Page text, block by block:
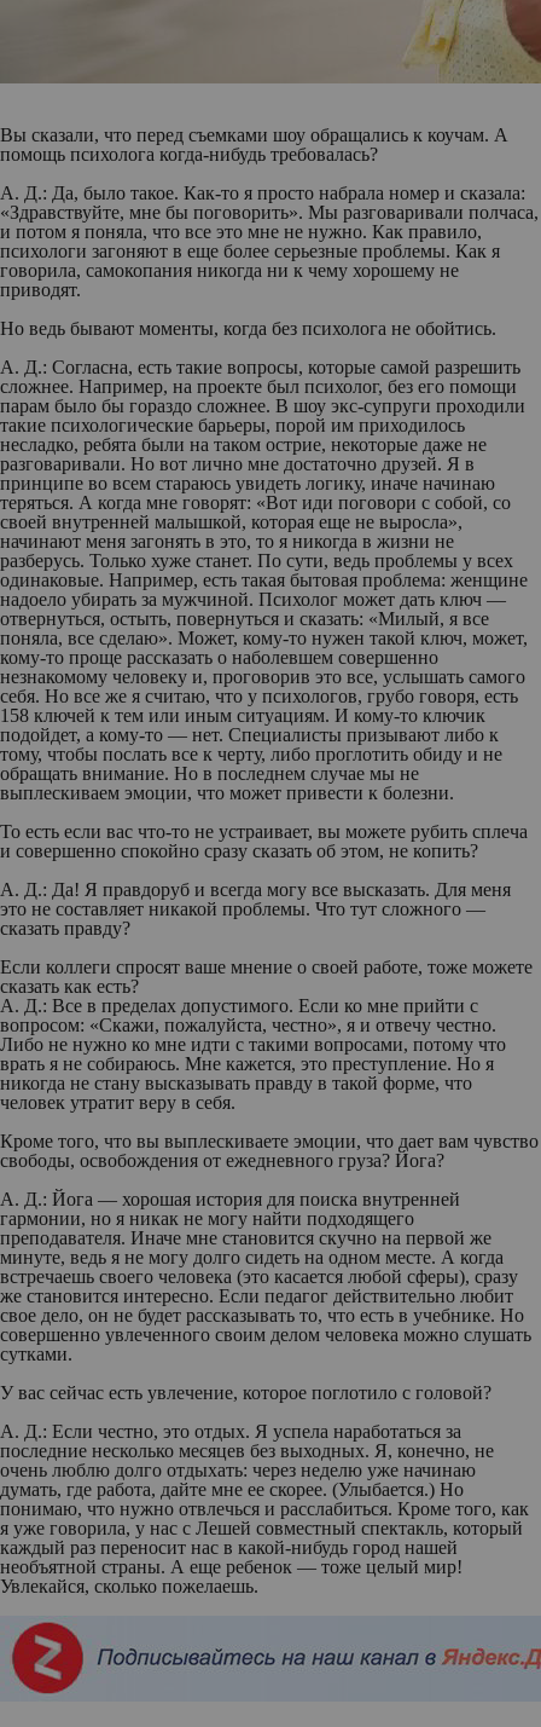
Вы сказали, что перед съемками шоу обращались к коучам. А
помощь психолога когда-нибудь требовалась?
А. Д.: Да, было такое. Как-то я просто набрала номер и сказала:
«Здравствуйте, мне бы поговорить». Мы разговаривали полчаса,
и потом я поняла, что все это мне не нужно. Как правило,
психологи загоняют в еще более серьезные проблемы. Как я
говорила, самокопания никогда ни к чему хорошему не
приводят.
Но ведь бывают моменты, когда без психолога не обойтись.
А. Д.: Согласна, есть такие вопросы, которые самой разрешить
сложнее. Например, на проекте был психолог, без его помощи
парам было бы гораздо сложнее. В шоу экс-супруги проходили
такие психологические барьеры, порой им приходилось
несладко, ребята были на таком острие, некоторые даже не
разговаривали. Но вот лично мне достаточно друзей. Я в
принципе во всем стараюсь увидеть логику, иначе начинаю
теряться. А когда мне говорят: «Вот иди поговори с собой, со
своей внутренней малышкой, которая еще не выросла»,
начинают меня загонять в это, то я никогда в жизни не
разберусь. Только хуже станет. По сути, ведь проблемы у всех
одинаковые. Например, есть такая бытовая проблема: женщине
надоело убирать за мужчиной. Психолог может дать ключ —
отвернуться, остыть, повернуться и сказать: «Милый, я все
поняла, все сделаю». Может, кому-то нужен такой ключ, может,
кому-то проще рассказать о наболевшем совершенно
незнакомому человеку и, проговорив это все, услышать самого
себя. Но все же я считаю, что у психологов, грубо говоря, есть
158 ключей к тем или иным ситуациям. И кому-то ключик
подойдет, а кому-то — нет. Специалисты призывают либо к
тому, чтобы послать все к черту, либо проглотить обиду и не
обращать внимание. Но в последнем случае мы не
выплескиваем эмоции, что может привести к болезни.
То есть если вас что-то не устраивает, вы можете рубить сплеча
и совершенно спокойно сразу сказать об этом, не копить?
А. Д.: Да! Я правдоруб и всегда могу все высказать. Для меня
это не составляет никакой проблемы. Что тут сложного —
сказать правду?
Если коллеги спросят ваше мнение о своей работе, тоже можете
сказать как есть?
А. Д.: Все в пределах допустимого. Если ко мне прийти с
вопросом: «Скажи, пожалуйста, честно», я и отвечу честно.
Либо не нужно ко мне идти с такими вопросами, потому что
врать я не собираюсь. Мне кажется, это преступление. Но я
никогда не стану высказывать правду в такой форме, что
человек утратит веру в себя.
Кроме того, что вы выплескиваете эмоции, что дает вам чувство
свободы, освобождения от ежедневного груза? Йога?
А. Д.: Йога — хорошая история для поиска внутренней
гармонии, но я никак не могу найти подходящего
преподавателя. Иначе мне становится скучно на первой же
минуте, ведь я не могу долго сидеть на одном месте. А когда
встречаешь своего человека (это касается любой сферы), сразу
же становится интересно. Если педагог действительно любит
свое дело, он не будет рассказывать то, что есть в учебнике. Но
совершенно увлеченного своим делом человека можно слушать
сутками.
У вас сейчас есть увлечение, которое поглотило с головой?
А. Д.: Если честно, это отдых. Я успела наработаться за
последние несколько месяцев без выходных. Я, конечно, не
очень люблю долго отдыхать: через неделю уже начинаю
думать, где работа, дайте мне ее скорее. (Улыбается.) Но
понимаю, что нужно отвлечься и расслабиться. Кроме того, как
я уже говорила, у нас с Лешей совместный спектакль, который
каждый раз переносит нас в какой-нибудь город нашей
необъятной страны. А еще ребенок — тоже целый мир!
Увлекайся, сколько пожелаешь.